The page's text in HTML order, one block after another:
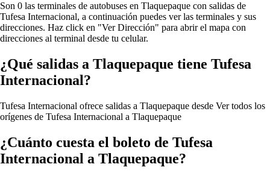
Son 0 las terminales de autobuses en Tlaquepaque con salidas de
Tufesa Internacional, a continuación puedes ver las terminales y sus
direcciones. Haz click en "Ver Dirección" para abrir el mapa con
direcciones al terminal desde tu celular.
¿Qué salidas a Tlaquepaque tiene Tufesa
Internacional?
Tufesa Internacional ofrece salidas a Tlaquepaque desde Ver todos los
orígenes de Tufesa Internacional a Tlaquepaque
¿Cuánto cuesta el boleto de Tufesa
Internacional a Tlaquepaque?